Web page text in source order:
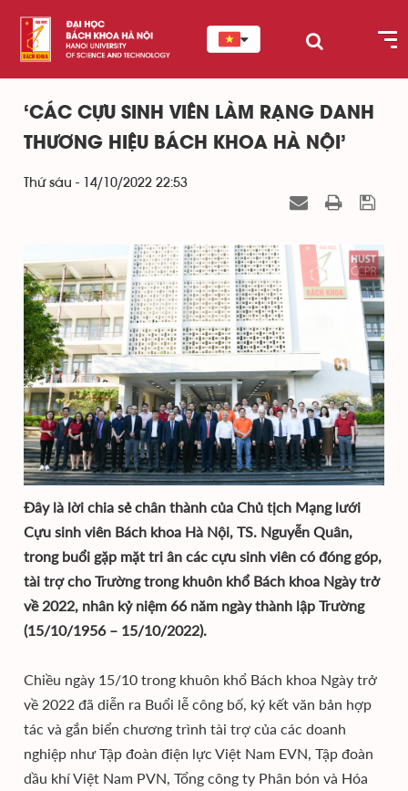
‘CÁC CỰU SINH VIÊN LÀM RẠNG DANH
THƯƠNG HIỆU BÁCH KHOA HÀ NỘI’
Thứ sáu - 14/10/2022 22:53
Đây là lời chia sẻ chân thành của Chủ tịch Mạng lưới
Cựu sinh viên Bách khoa Hà Nội, TS. Nguyễn Quân,
trong buổi gặp mặt tri ân các cựu sinh viên có đóng góp,
tài trợ cho Trường trong khuôn khổ Bách khoa Ngày trở
về 2022, nhân kỷ niệm 66 năm ngày thành lập Trường
(15/10/1956 – 15/10/2022).
Chiều ngày 15/10 trong khuôn khổ Bách khoa Ngày trở
về 2022 đã diễn ra Buổi lễ công bố, ký kết văn bản hợp
tác và gắn biển chương trình tài trợ của các doanh
nghiệp như Tập đoàn điện lực Việt Nam EVN, Tập đoàn
dầu khí Việt Nam PVN, Tổng công ty Phân bón và Hóa